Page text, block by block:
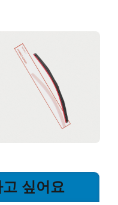
싶어요